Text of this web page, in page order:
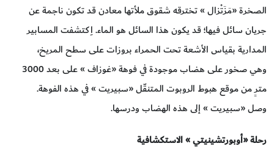
الصخرة «مَزَتْزال » تخترقه شقوق ملأتها معادن قد تكون ناجمة عن
جريان سائل فيها؛ قد يكون هذا السائل هو الماء. اِكتشفت المسابير
المدارية بقياس الأشعة تحت الحمراء بروزات على سطح المريخ،
وهي صخور على هضاب موجودة في فوهة «غوزاف » على بعد 3000
مترٍ من موقع هبوط الروبوت المتنقّل «سبيريت » في هذه الفوهة.
وصل «سبيريت » إلى هذه الهضاب ودرسها.
رحلة «أوبورتشينيتي » الاستكشافية